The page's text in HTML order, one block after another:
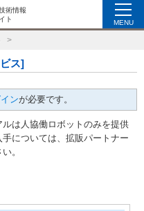
術情報
ト
MENU
ス]
ンが必要です。
は人協働ロボットのみを提供
については、拡販パートナー
。